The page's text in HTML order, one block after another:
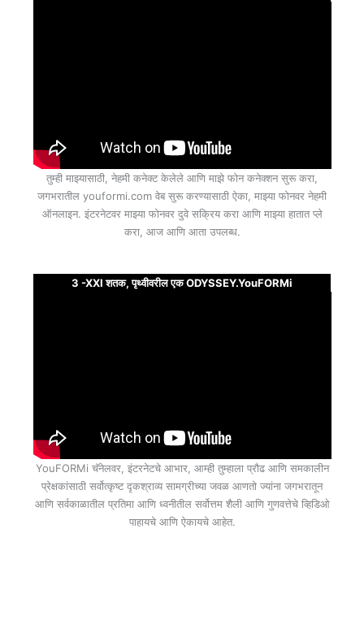
तुम्ही माझ्यासाठी, नेहमी कनेक्ट केलेले आणि माझे फोन कनेक्शन सुरू करा,
जगभरातील youformi.com वेब सुरू करण्यासाठी ऐका, माझ्या फोनवर नेहमी
ऑनलाइन. इंटरनेटवर माझ्या फोनवर दुवे सक्रिय करा आणि माझ्या हातात प्ले
करा, आज आणि आता उपलब्ध.
3 -XXI शतक, पृथ्वीवरील एक ODYSSEY.YouFORMi
YouFORMi चॅनेलवर, इंटरनेटचे आभार, आम्ही तुम्हाला प्रौढ आणि समकालीन
प्रेक्षकांसाठी सर्वोत्कृष्ट दृकश्राव्य सामग्रीच्या जवळ आणतो ज्यांना जगभरातून
आणि सर्वकाळातील प्रतिमा आणि ध्वनीतील सर्वोत्तम शैली आणि गुणवत्तेचे व्हिडिओ
पाहायचे आणि ऐकायचे आहेत.